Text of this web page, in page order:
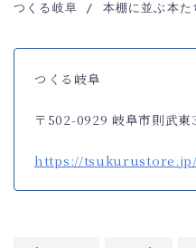
つくる岐阜 / 本棚に並ぶ本た
つくる岐阜
〒502-0929 岐阜市則武東
https://tsukurustore.jp/